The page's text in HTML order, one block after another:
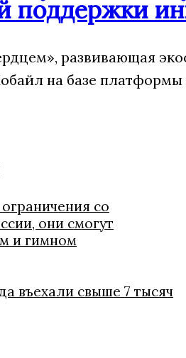
поддержки
развивающая
на базе платформы
со
они смогут
и гимном
въехали свыше 7 тысяч